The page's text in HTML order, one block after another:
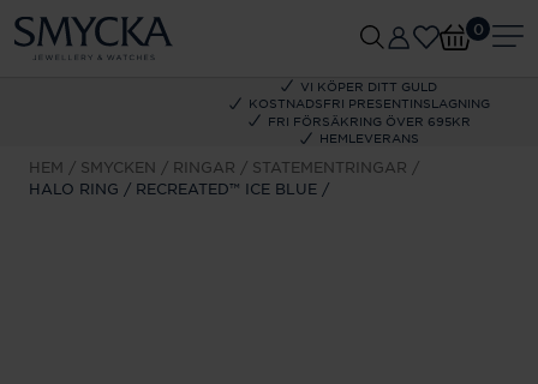
VI KÖPER DITT GULD
KOSTNADSFRI PRESENTINSLAGNING
FRI FÖRSÄKRING ÖVER 695KR
HEMLEVERANS
0
HEM SMYCKEN RINGAR
STATEMENTRINGAR
HALO RING / RECREATED™ ICE BLUE